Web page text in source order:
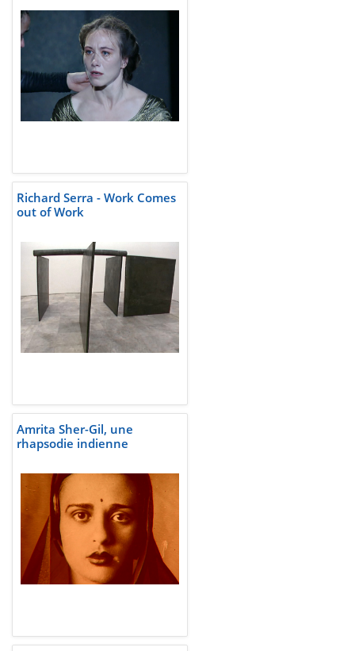
Richard Serra - Work Comes
out of Work
Amrita Sher-Gil, une
rhapsodie indienne